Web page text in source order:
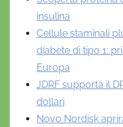
insulina
Cellule staminali
diabete di tipo 1:
Europa
JDRF supporta il
dollari
Novo Nordisk